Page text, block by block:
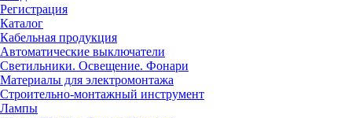
Регистрация
Каталог
Кабельная продукция
Автоматические выключатели
Светильники. Освещение. Фонари
Материалы для электромонтажа
Строительно-монтажный инструмент
Лампы